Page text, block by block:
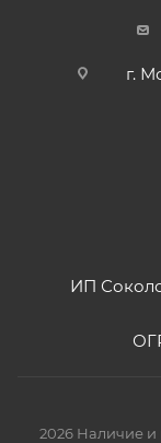
г.
ИП
2026 Наличие и